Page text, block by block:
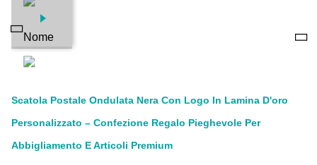
Scatola Postale Ondulata Nera Con Logo In Lamina D'oro
Personalizzato – Confezione Regalo Pieghevole Per
Abbigliamento E Articoli Premium